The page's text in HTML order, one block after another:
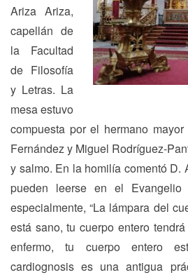
Ariza Ariza,
capellán de
la Facultad
de Filosofía
y Letras. La
mesa estuvo
compuesta por el hermano
Fernández y Miguel Rodríguez-
y salmo. En la homilía comentó D.
pueden leerse en el
especialmente, “La lámpara del
está sano, tu cuerpo entero
enfermo, tu cuerpo entero
cardiognosis es una antigua